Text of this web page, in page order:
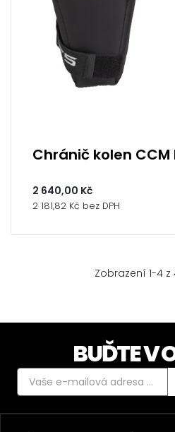
Chránič kolen CCM
2 640,00 Kč
2 181,82 Kč bez DPH
Zobrazení 1-4 z
BUĎTE V